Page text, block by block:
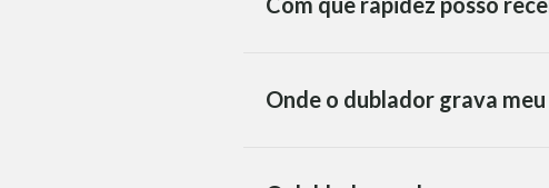
Onde o dublador grava